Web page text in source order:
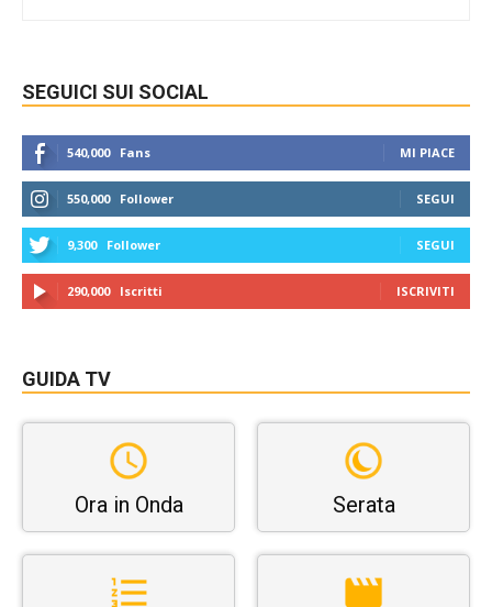
SEGUICI SUI SOCIAL
540,000 Fans MI PIACE
550,000 Follower SEGUI
9,300 Follower SEGUI
290,000 Iscritti ISCRIVITI
GUIDA TV
Ora in Onda Serata